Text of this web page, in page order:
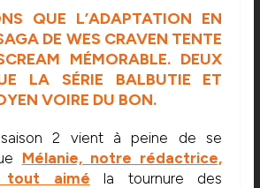
QUE L’ADAPTATION EN
DE WES CRAVEN TENTE
MÉMORABLE. DEUX
LA SÉRIE BALBUTIE ET
VOIRE DU BON.
2 vient à peine de se
Mélanie, notre rédactrice,
tout aimé la tournure des